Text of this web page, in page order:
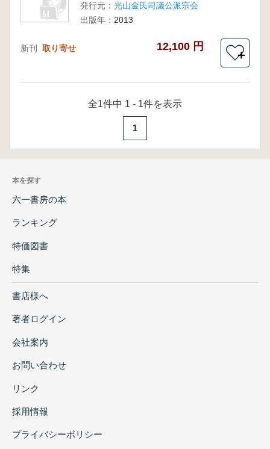
発行元： 光山金氏司議公派宗会
出版年： 2013
新刊 取り寄せ 12,100 円
＋
全1件中 1 - 1件を表示
1
本を探す
六一書房の本
ランキング
特価図書
特集
書店様へ
著者ログイン
会社案内
お問い合わせ
リンク
採用情報
プライバシーポリシー